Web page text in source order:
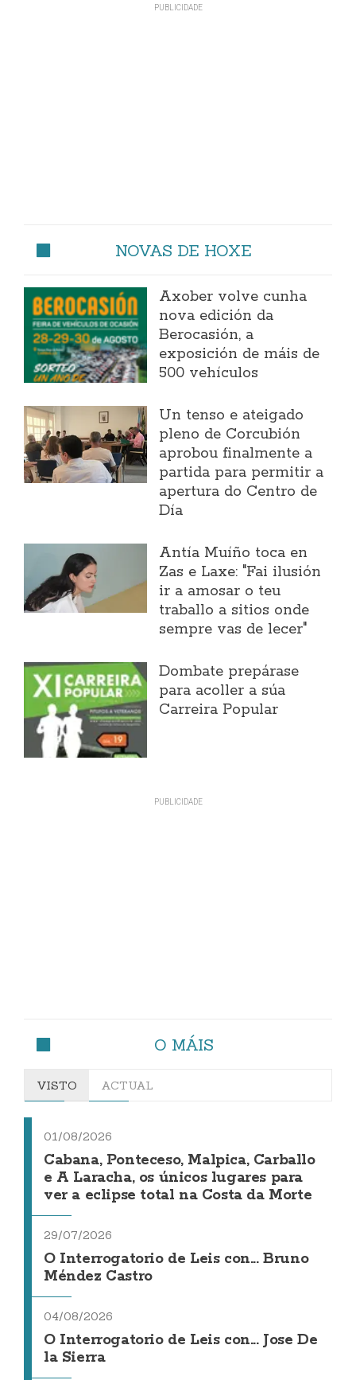
NOVAS DE HOXE
Axober volve cunha
nova edición da
Berocasión, a
exposición de máis de
500 vehículos
Un tenso e ateigado
pleno de Corcubión
aprobou finalmente a
partida para permitir a
apertura do Centro de
Día
Antía Muíño toca en
Zas e Laxe: "Fai ilusión
ir a amosar o teu
traballo a sitios onde
sempre vas de lecer"
Dombate prepárase
para acoller a súa
Carreira Popular
O MÁIS
VISTO ACTUAL
01/08/2026
Cabana, Ponteceso, Malpica, Carballo
e A Laracha, os únicos lugares para
ver a eclipse total na Costa da Morte
29/07/2026
O Interrogatorio de Leis con... Bruno
Méndez Castro
04/08/2026
O Interrogatorio de Leis con... Jose De
la Sierra